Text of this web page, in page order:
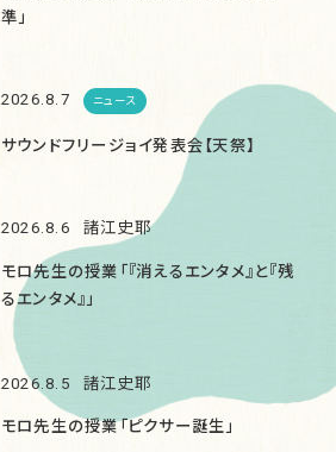
準」
2026.8.7 ニュース
サウンドフリージョイ発表会【天祭】
2026.8.6 諸江史耶
モロ先生の授業「『消えるエンタメ』と『残
るエンタメ』」
2026.8.5 諸江史耶
モロ先生の授業「ピクサー誕生」